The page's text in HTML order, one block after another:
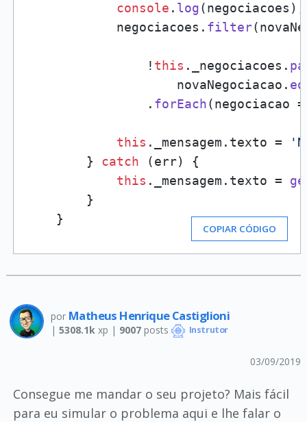
console . log(negociacoes);
            negociacoes.
filter(
                !
this . _negociacoes .
                    novaNegociacao.
                .
forEach(negociacao
this . _mensagem . texto =
        }
catch (err) {
this . _mensagem . texto =
        }
    }
COPIAR CÓDIGO
por Matheus Henrique Castiglioni
| 5308.1k xp | 9007posts Instrutor
03/09/2019
Consegue me mandar o seu projeto? Mais fácil
para eu simular o problema aqui e lhe falar o